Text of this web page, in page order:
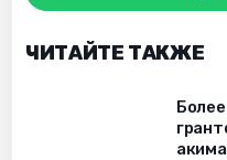
ЧИТАЙТЕ ТАКЖЕ